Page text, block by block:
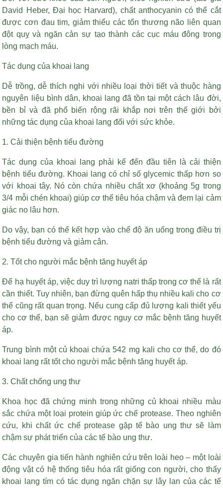
David Heber, Đại học Harvard), chất anthocyanin có thể cắt
được cơn đau tim, giảm thiểu các tổn thương não liên quan
đột quỵ và ngăn cản sự tạo thành các cục máu đông trong
lòng mạch máu.
Tác dụng của khoai lang
Dễ trồng, dễ thích nghi với nhiều loại thời tiết và thuộc hàng
nguyên liệu bình dân, khoai lang đã tồn tại một cách lâu đời,
bền bỉ và đã phổ biến rộng rãi khắp nơi trên thế giới bởi
những tác dụng của khoai lang đối với sức khỏe.
1. Cải thiện bệnh tiểu đường
Tác dụng của khoai lang phải kể đến đầu tiên là cải thiện
bệnh tiểu đường. Khoai lang có chỉ số glycemic thấp hơn so
với khoai tây. Nó còn chứa nhiều chất xơ (khoảng 5g trong
3/4 mỗi chén khoai) giúp cơ thể tiêu hóa chậm và đem lại cảm
giác no lâu hơn.
Do vậy, bạn có thể kết hợp vào chế độ ăn uống trong điều trị
bệnh tiểu đường và giảm cân.
2. Tốt cho người mắc bệnh tăng huyết áp
Để hạ huyết áp, việc duy trì lượng natri thấp trong cơ thể là rất
cần thiết. Tuy nhiên, bạn đừng quên hấp thụ nhiều kali cho cơ
thể cũng rất quan trọng. Nếu cung cấp đủ lượng kali thiết yếu
cho cơ thể, bạn sẽ giảm được nguy cơ mắc bệnh tăng huyết
áp.
Trung bình một củ khoai chứa 542 mg kali cho cơ thể, do đó
khoai lang rất tốt cho người mắc bệnh tăng huyết áp.
3. Chất chống ung thư
Khoa học đã chứng minh trong những củ khoai nhiều màu
sắc chứa một loại protein giúp ức chế protease. Theo nghiên
cứu, khi chất ức chế protease gặp tế bào ung thư sẽ làm
chậm sự phát triển của các tế bào ung thư.
Các chuyên gia tiến hành nghiên cứu trên loài heo – một loài
động vật có hệ thống tiêu hóa rất giống con người, cho thấy
khoai lang tím có tác dụng ngăn chặn sự lây lan của các tế